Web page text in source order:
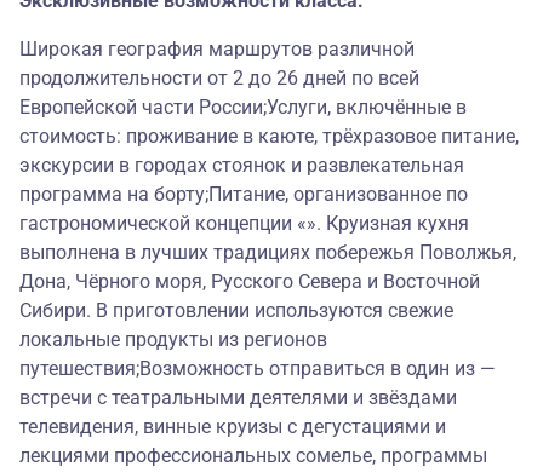
Широкая география маршрутов различной
продолжительности от 2 до 26 дней по всей
Европейской части России;Услуги, включённые в
стоимость: проживание в каюте, трёхразовое питание,
экскурсии в городах стоянок и развлекательная
программа на борту;Питание, организованное по
гастрономической концепции «». Круизная кухня
выполнена в лучших традициях побережья Поволжья,
Дона, Чёрного моря, Русского Севера и Восточной
Сибири. В приготовлении используются свежие
локальные продукты из регионов
путешествия;Возможность отправиться в один из —
встречи с театральными деятелями и звёздами
телевидения, винные круизы с дегустациями и
лекциями профессиональных сомелье, программы